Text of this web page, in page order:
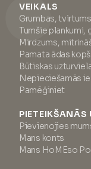
VEIKALS
Grumbas,
Tumšie plankumi,
Mirdzums,
Pamata ādas
Būtiskas
Nepieciešamās
Pamēģiniet
PIETEIKŠANĀS
Pievienojies
Mans konts
Mans HoMEso